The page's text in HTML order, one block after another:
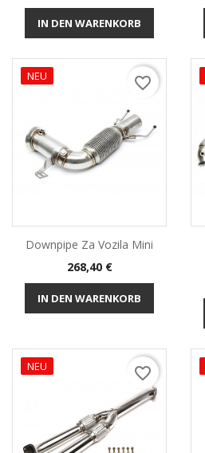
IN DEN WARENKORB
NEU
Downpipe Za Vozila Mini
Preis
268,40 €
IN DEN WARENKORB
favorite_border
NEU favorite_border